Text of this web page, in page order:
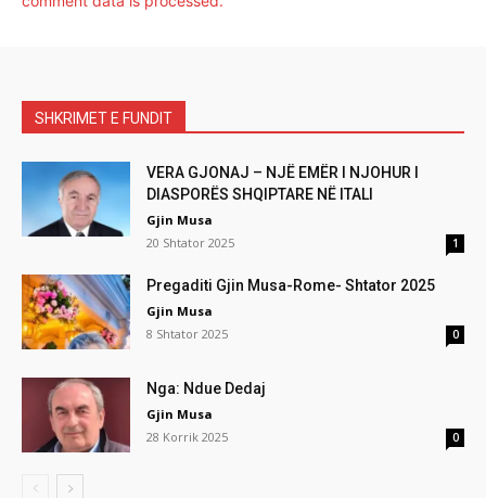
SHKRIMET E FUNDIT
VERA GJONAJ – NJË EMËR I NJOHUR I
DIASPORËS SHQIPTARE NË ITALI
Gjin Musa
20 Shtator 2025
1
Pregaditi Gjin Musa-Rome- Shtator 2025
Gjin Musa
8 Shtator 2025
0
Nga: Ndue Dedaj
Gjin Musa
28 Korrik 2025
0